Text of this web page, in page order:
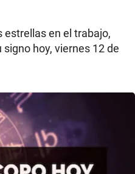
estrellas en el trabajo,
hoy, viernes 12 de